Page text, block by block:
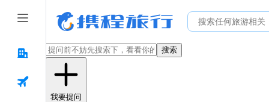
搜索
我要提问